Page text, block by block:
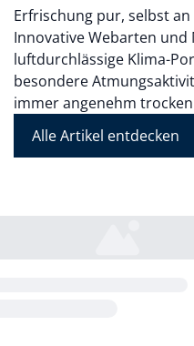
Erfrischung pur, selbst an
Innovative Webarten und
luftdurchlässige Klima-
besondere
immer angenehm
Alle Artikel entdecken